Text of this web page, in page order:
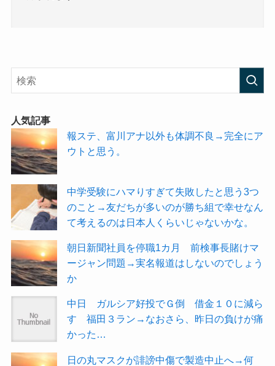
人気記事
報ステ、富川アナ以外も体調不良→完全にア
ウトと思う。
中学受験にハマりすぎて失敗したと思う3つ
のこと→友だちが多いのが勝ち組で幸せなん
て考えるのは日本人くらいじゃないかな。
朝日新聞社員を停職1カ月 前検事長賭けマ
ージャン問題→実名報道はしないのでしょう
か
中日 ガルシア好投でＧ倒 借金１０に減ら
す 福田３ラン→なおさら、昨日の負けが痛
かった…
日の丸マスクが誹謗中傷で製造中止へ→何